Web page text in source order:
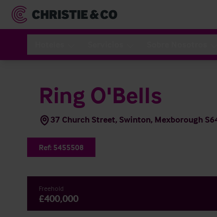
Ring O'Bells
37 Church Street, Swinton, Mexborough
Ref: 5455508
Freehold
£400,000